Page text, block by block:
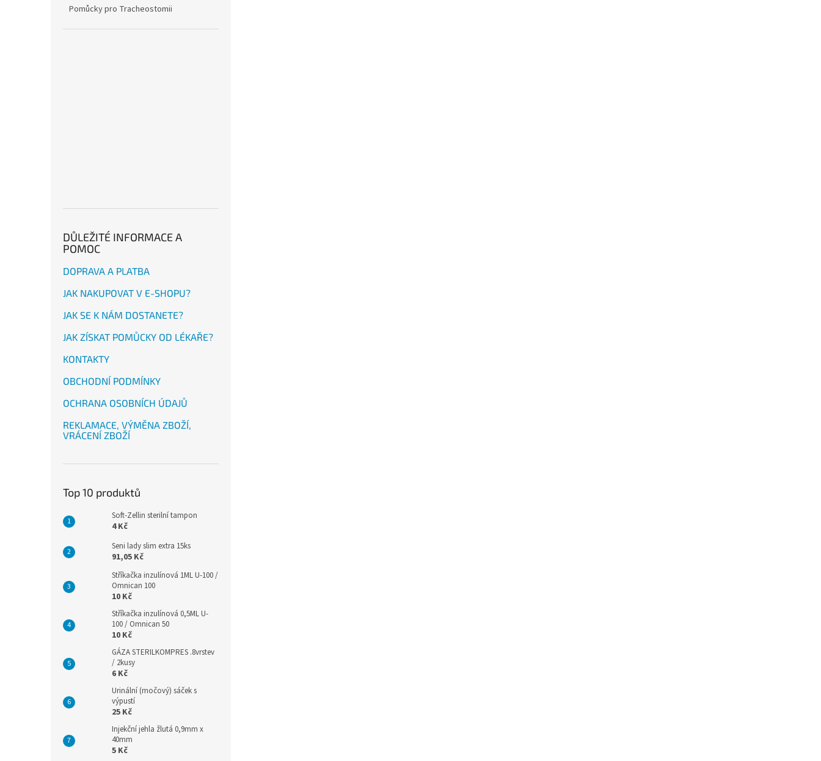
Pomůcky pro Tracheostomii
DŮLEŽITÉ INFORMACE A
POMOC
DOPRAVA A PLATBA
JAK NAKUPOVAT V E-SHOPU?
JAK SE K NÁM DOSTANETE?
JAK ZÍSKAT POMŮCKY OD LÉKAŘE?
KONTAKTY
OBCHODNÍ PODMÍNKY
OCHRANA OSOBNÍCH ÚDAJŮ
REKLAMACE, VÝMĚNA ZBOŽÍ,
VRÁCENÍ ZBOŽÍ
Top 10 produktů
Soft-Zellin sterilní tampon
4 Kč
Seni lady slim extra 15ks
91,05 Kč
Stříkačka inzulínová 1ML U-100 /
Omnican 100
10 Kč
Stříkačka inzulínová 0,5ML U-
100 / Omnican 50
10 Kč
GÁZA STERILKOMPRES .8vrstev
/ 2kusy
6 Kč
Urinální (močový) sáček s
výpustí
25 Kč
Injekční jehla žlutá 0,9mm x
40mm
5 Kč